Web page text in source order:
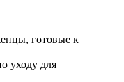
готовые к
уходу для